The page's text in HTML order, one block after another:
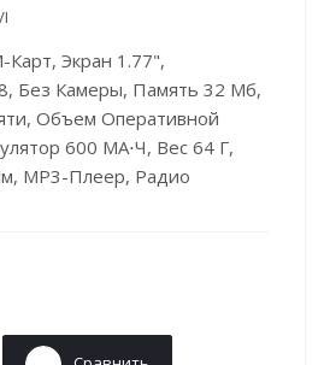
Экран 1.77",
Без Камеры, Память 32 Мб,
Объем Оперативной
600 МА⋅ч, Вес 64 Г,
MP3-Плеер, Радио